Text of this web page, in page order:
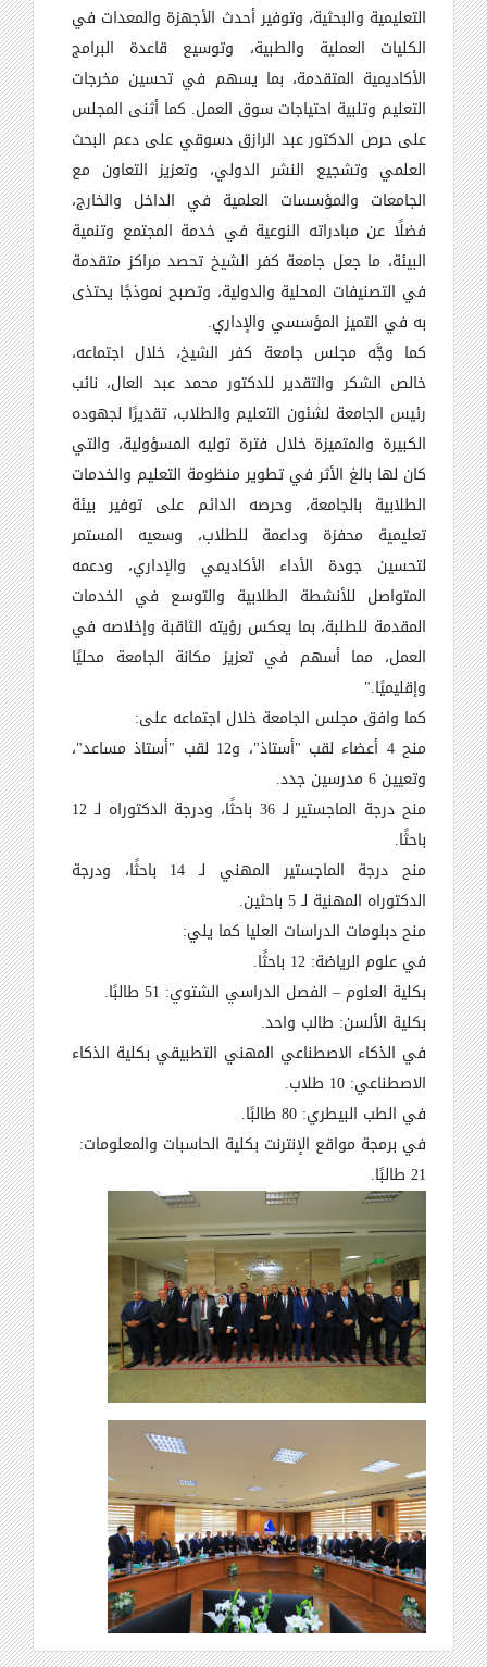
التعليمية والبحثية، وتوفير أحدث الأجهزة والمعدات في
الكليات العملية والطبية، وتوسيع قاعدة البرامج
الأكاديمية المتقدمة، بما يسهم في تحسين مخرجات
التعليم وتلبية احتياجات سوق العمل. كما أثنى المجلس
على حرص الدكتور عبد الرازق دسوقي على دعم البحث
العلمي وتشجيع النشر الدولي، وتعزيز التعاون مع
الجامعات والمؤسسات العلمية في الداخل والخارج،
فضلًا عن مبادراته النوعية في خدمة المجتمع وتنمية
البيئة، ما جعل جامعة كفر الشيخ تحصد مراكز متقدمة
في التصنيفات المحلية والدولية، وتصبح نموذجًا يحتذى
به في التميز المؤسسي والإداري.
كما وجَّه مجلس جامعة كفر الشيخ، خلال اجتماعه،
خالص الشكر والتقدير للدكتور محمد عبد العال، نائب
رئيس الجامعة لشئون التعليم والطلاب، تقديرًا لجهوده
الكبيرة والمتميزة خلال فترة توليه المسؤولية، والتي
كان لها بالغ الأثر في تطوير منظومة التعليم والخدمات
الطلابية بالجامعة، وحرصه الدائم على توفير بيئة
تعليمية محفزة وداعمة للطلاب، وسعيه المستمر
لتحسين جودة الأداء الأكاديمي والإداري، ودعمه
المتواصل للأنشطة الطلابية والتوسع في الخدمات
المقدمة للطلبة، بما يعكس رؤيته الثاقبة وإخلاصه في
العمل، مما أسهم في تعزيز مكانة الجامعة محليًا
وإقليميًا."
كما وافق مجلس الجامعة خلال اجتماعه على:
منح 4 أعضاء لقب "أستاذ"، و12 لقب "أستاذ مساعد"،
وتعيين 6 مدرسين جدد.
منح درجة الماجستير لـ 36 باحثًا، ودرجة الدكتوراه لـ 12
باحثًا.
منح درجة الماجستير المهني لـ 14 باحثًا، ودرجة
الدكتوراه المهنية لـ 5 باحثين.
منح دبلومات الدراسات العليا كما يلي:
في علوم الرياضة: 12 باحثًا.
بكلية العلوم – الفصل الدراسي الشتوي: 51 طالبًا.
بكلية الألسن: طالب واحد.
في الذكاء الاصطناعي المهني التطبيقي بكلية الذكاء
الاصطناعي: 10 طلاب.
في الطب البيطري: 80 طالبًا.
في برمجة مواقع الإنترنت بكلية الحاسبات والمعلومات:
21 طالبًا.